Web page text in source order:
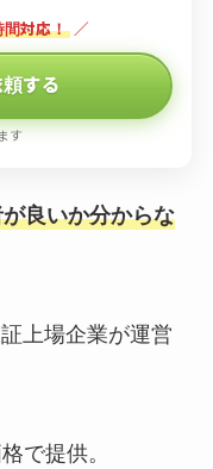
対応！ ／
する
す
良いか分からな
上場企業が運営
で提供。